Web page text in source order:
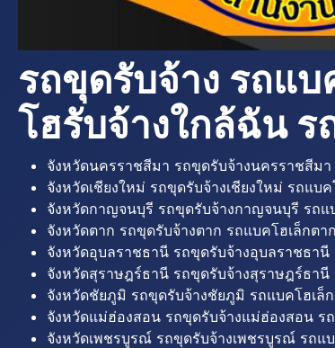
รถขุดรับจ้าง รถแ
โฮรับจ้างใกล้ฉัน
จังหวัดนครราชสีมา รถขุดรับจ้างนครราชสีม
จังหวัดเชียงใหม่ รถขุดรับจ้างเชียงใหม่ รถแบ
จังหวัดกาญจนบุรี รถขุดรับจ้างกาญจนบุรี รถ
จังหวัดตาก รถขุดรับจ้างตาก รถแบคโฮเล็กต
จังหวัดอุบลราชธานี รถขุดรับจ้างอุบลราชธา
จังหวัดสุราษฎร์ธานี รถขุดรับจ้างสุราษฎร์ธา
จังหวัดชัยภูมิ รถขุดรับจ้างชัยภูมิ รถแบคโฮเ
จังหวัดแม่ฮ่องสอน รถขุดรับจ้างแม่ฮ่องสอน
จังหวัดเพชรบูรณ์ รถขุดรับจ้างเพชรบูรณ์ รถ